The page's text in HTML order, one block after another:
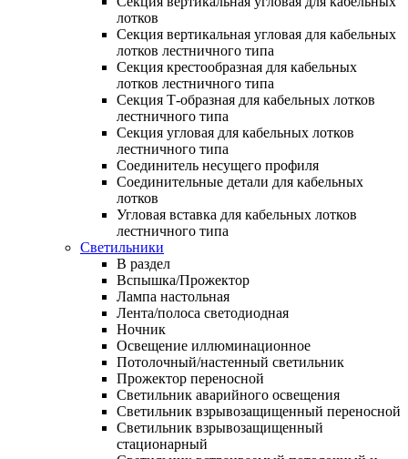
лотков
Секция вертикальная угловая для кабельных
лотков лестничного типа
Секция крестообразная для кабельных
лотков лестничного типа
Секция Т-образная для кабельных лотков
лестничного типа
Секция угловая для кабельных лотков
лестничного типа
Соединитель несущего профиля
Соединительные детали для кабельных
лотков
Угловая вставка для кабельных лотков
лестничного типа
Светильники
В раздел
Вспышка/Прожектор
Лампа настольная
Лента/полоса светодиодная
Ночник
Освещение иллюминационное
Потолочный/настенный светильник
Прожектор переносной
Светильник аварийного освещения
Светильник взрывозащищенный переносной
Светильник взрывозащищенный
стационарный